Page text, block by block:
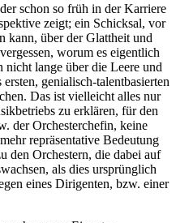
schon so früh in der Karriere
zeigt; ein Schicksal, vor
kann, über der Glattheit und
worum es eigentlich
nicht lange über die Leere und
genialisch-talentbasierten
Das ist vielleicht alles nur
zu erklären, für den
der Orchesterchefin, keine
repräsentative Bedeutung
den Orchestern, die dabei auf
als dies ursprünglich
eines Dirigenten, bzw. einer